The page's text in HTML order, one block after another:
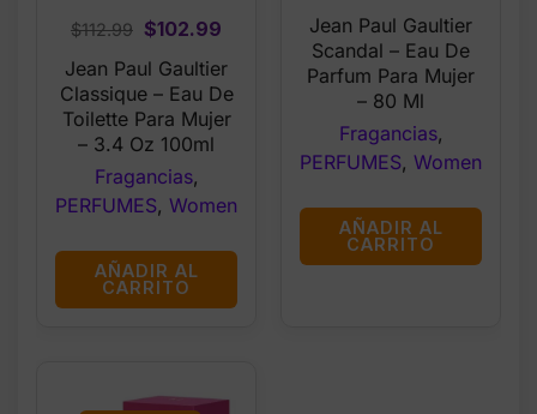
$112.99 Original
price
was:
$112.99.
$102.99
is:
$102.99.
Jean Paul Gaultier
Classique – Eau De
Toilette Para Mujer
– 3.4 Oz 100ml
Fragancias,
PERFUMES, Women
AÑADIR AL
CARRITO
price
was:
$135.00.
is:
Jean Paul Gaultier
Scandal – Eau De
Parfum Para Mujer
– 80 Ml
Fragancias,
PERFUMES, Women
AÑADIR AL
CARRITO